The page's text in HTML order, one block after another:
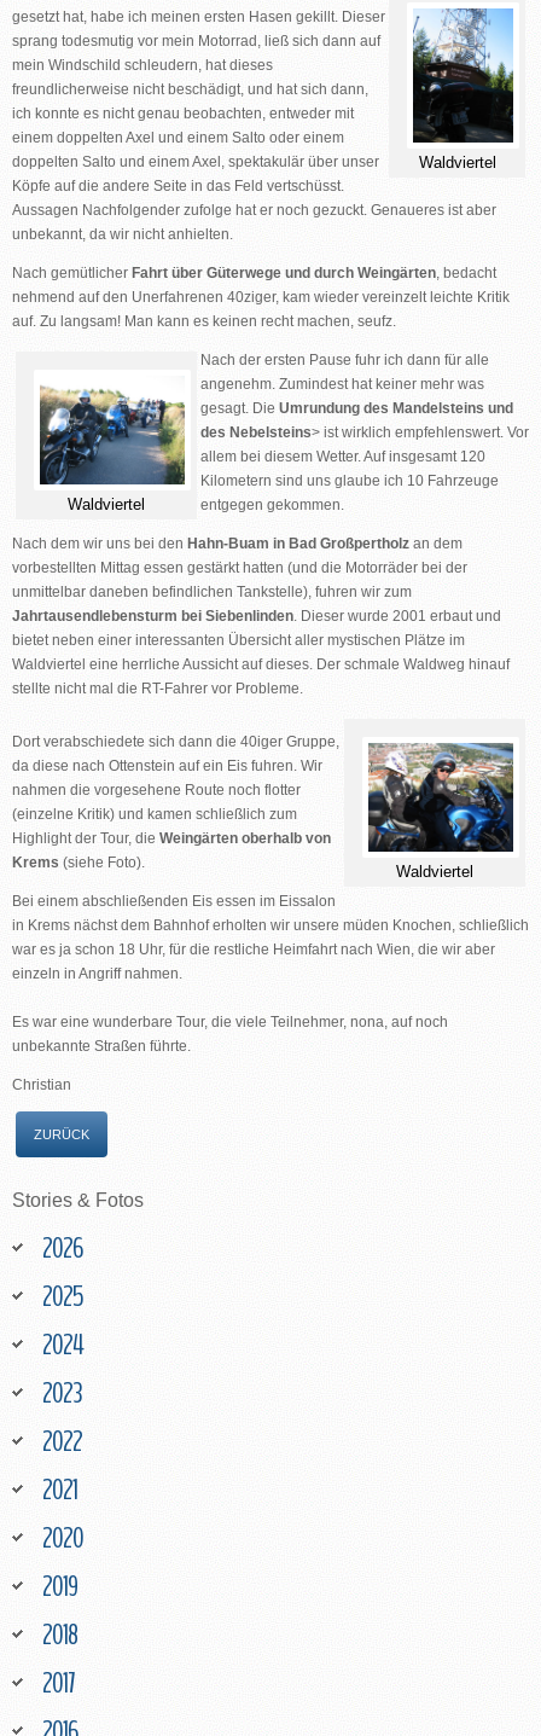
Waldviertel
gesetzt hat, habe ich meinen ersten Hasen gekillt. Dieser
sprang todesmutig vor mein Motorrad, ließ sich dann auf
mein Windschild schleudern, hat dieses
freundlicherweise nicht beschädigt, und hat sich dann,
ich konnte es nicht genau beobachten, entweder mit
einem doppelten Axel und einem Salto oder einem
doppelten Salto und einem Axel, spektakulär über unser
Köpfe auf die andere Seite in das Feld vertschüsst.
Aussagen Nachfolgender zufolge hat er noch gezuckt. Genaueres ist aber
unbekannt, da wir nicht anhielten.
Nach gemütlicher Fahrt über Güterwege und durch Weingärten, bedacht
nehmend auf den Unerfahrenen 40ziger, kam wieder vereinzelt leichte Kritik
auf. Zu langsam! Man kann es keinen recht machen, seufz.
Waldviertel
Nach der ersten Pause fuhr ich dann für alle
angenehm. Zumindest hat keiner mehr was
gesagt. Die Umrundung des Mandelsteins und
des Nebelsteins> ist wirklich empfehlenswert. Vor
allem bei diesem Wetter. Auf insgesamt 120
Kilometern sind uns glaube ich 10 Fahrzeuge
entgegen gekommen.
Nach dem wir uns bei den Hahn-Buam in Bad Großpertholz an dem
vorbestellten Mittag essen gestärkt hatten (und die Motorräder bei der
unmittelbar daneben befindlichen Tankstelle), fuhren wir zum
Jahrtausendlebensturm bei Siebenlinden. Dieser wurde 2001 erbaut und
bietet neben einer interessanten Übersicht aller mystischen Plätze im
Waldviertel eine herrliche Aussicht auf dieses. Der schmale Waldweg hinauf
stellte nicht mal die RT-Fahrer vor Probleme.
Waldviertel
Dort verabschiedete sich dann die 40iger Gruppe,
da diese nach Ottenstein auf ein Eis fuhren. Wir
nahmen die vorgesehene Route noch flotter
(einzelne Kritik) und kamen schließlich zum
Highlight der Tour, die Weingärten oberhalb von
Krems (siehe Foto).
Bei einem abschließenden Eis essen im Eissalon
in Krems nächst dem Bahnhof erholten wir unsere müden Knochen, schließlich
war es ja schon 18 Uhr, für die restliche Heimfahrt nach Wien, die wir aber
einzeln in Angriff nahmen.
Es war eine wunderbare Tour, die viele Teilnehmer, nona, auf noch
unbekannte Straßen führte.
Christian
ZURÜCK
Stories & Fotos
2026
2025
2024
2023
2022
2021
2020
2019
2018
2017